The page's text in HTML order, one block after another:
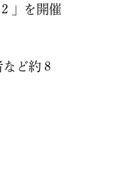
」を開催
ど約８